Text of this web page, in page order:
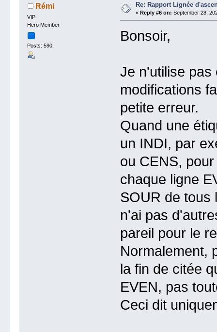
Rémi
VIP
Hero Member
Posts: 590
Re: Rapport Lignée
«Reply #6 on: September 28,
Bonsoir,
Je n'utilise pas
modifications
petite erreur.
Quand une
un INDI, par
ou CENS,
chaque ligne
SOUR de tous
n'ai pas
pareil pour le
Normalement,
la fin de citée
EVEN, pas
Ceci dit